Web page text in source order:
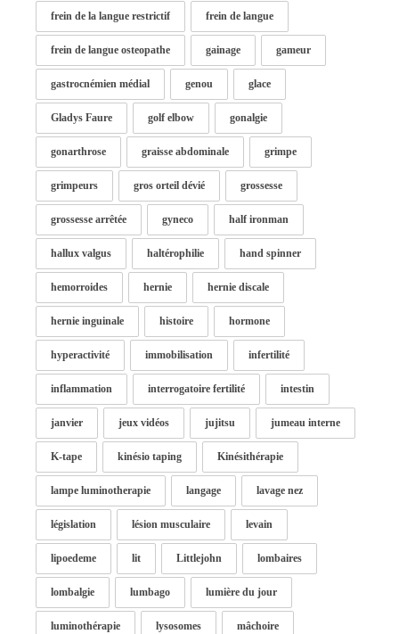
frein de la langue restrictif frein de langue
frein de langue osteopathe gainage gameur
gastrocnémien médial genou glace
Gladys Faure golf elbow gonalgie
gonarthrose graisse abdominale grimpe
grimpeurs gros orteil dévié grossesse
grossesse arrêtée gyneco half ironman
hallux valgus haltérophilie hand spinner
hemorroides hernie hernie discale
hernie inguinale histoire hormone
hyperactivité immobilisation infertilité
inflammation interrogatoire fertilité intestin
janvier jeux vidéos jujitsu jumeau interne
K-tape kinésio taping Kinésithérapie
lampe luminotherapie langage lavage nez
législation lésion musculaire levain
lipoedeme lit Littlejohn lombaires
lombalgie lumbago lumière du jour
luminothérapie lysosomes mâchoire